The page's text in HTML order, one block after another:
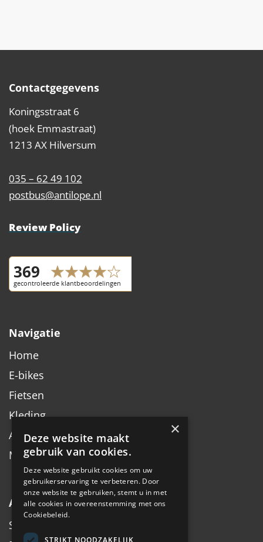
Contactgegevens
Koningsstraat 6
(hoek Emmastraat)
1213 AX Hilversum
035 – 62 49 102
postbus@antilope.nl
Review Policy
Navigatie
Home
E-bikes
Fietsen
Kleding
Accessoires
Merken
Algemeen
Service
×
Deze website maakt
gebruik van cookies.
Deze website gebruikt cookies om uw
gebruikerservaring te verbeteren. Door
onze website te gebruiken, stemt u in met
alle cookies in overeenstemming met ons
Cookiebeleid.
STRIKT NOODZAKELIJK